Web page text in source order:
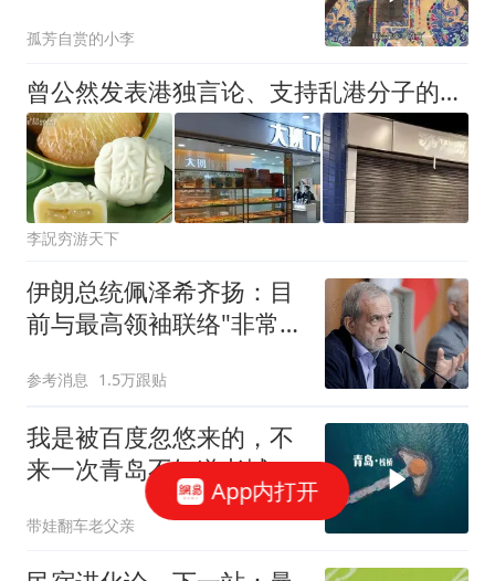
孤芳自赏的小李
曾公然发表港独言论、支持乱港分子的这家知名企业，后来怎么样？
李詋穷游天下
伊朗总统佩泽希齐扬：目
前与最高领袖联络"非常困
参考消息 1.5万跟贴
我是被百度忽悠来的，不
来一次青岛不知道老城海
带娃翻车老父亲
App内打开